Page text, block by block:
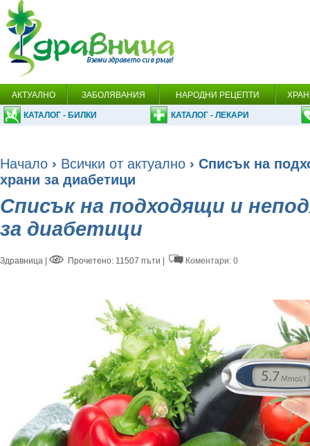
АКТУАЛНО ЗАБОЛЯВАНИЯ НАРОДНИ РЕЦЕПТИ
КАТАЛОГ - БИЛКИ КАТАЛОГ - ЛЕКАРИ
Начало › Всички от актуално › Списък на
храни за диабетици
Списък на подходящи и
за диабетици
Здравница Прочетено: 11507 пъти | Коментари: 0